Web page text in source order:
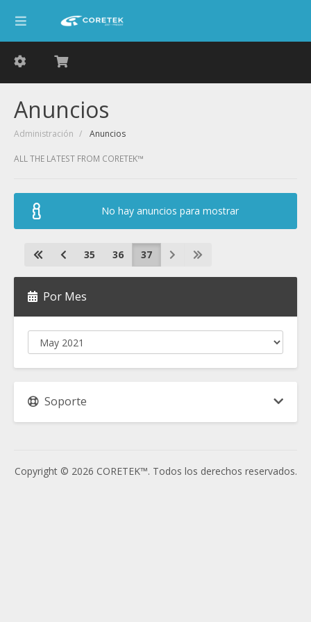
Anuncios
Administración Anuncios
ALL THE LATEST FROM CORETEK™
No hay anuncios para mostrar
35 36 37
Por Mes
Soporte
Copyright © 2026 CORETEK™. Todos los derechos reservados.